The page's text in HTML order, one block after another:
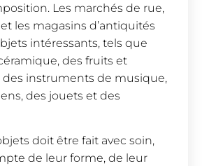
Les marchés de rue,
les magasins d’antiquités
intéressants, tels que
des fruits et
des instruments de musique,
des jouets et des
doit être fait avec soin,
de leur forme, de leur